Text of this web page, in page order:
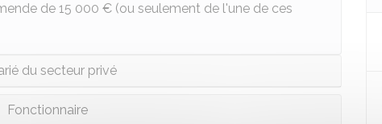
de 15 000 € (ou seulement de l'une de ces
du secteur privé
Fonctionnaire